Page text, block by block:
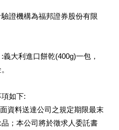
證機構為福邦證券股份有限
大利進口餅乾(400g)一包，
如下:
資料送達公司之規定期限最末
；本公司將於徵求人委託書